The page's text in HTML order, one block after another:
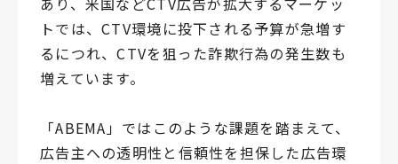
トでは、CTV環境に投下される予算が急増す
るにつれ、CTVを狙った詐欺行為の発生数も
増えています。
「ABEMA」ではこのような課題を踏まえて、
広告主への透明性と信頼性を担保した広告環